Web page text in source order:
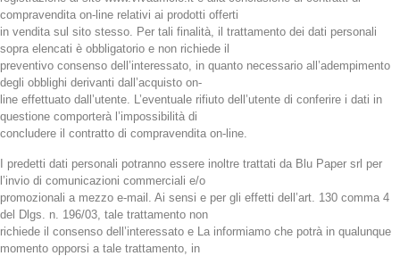
compravendita on-line relativi ai prodotti offerti
in vendita sul sito stesso. Per tali finalità, il trattamento dei dati personali
sopra elencati è obbligatorio e non richiede il
preventivo consenso dell’interessato, in quanto necessario all’adempimento
degli obblighi derivanti dall’acquisto on-
line effettuato dall’utente. L’eventuale rifiuto dell’utente di conferire i dati in
questione comporterà l’impossibilità di
concludere il contratto di compravendita on-line.
I predetti dati personali potranno essere inoltre trattati da Blu Paper srl per
l’invio di comunicazioni commerciali e/o
promozionali a mezzo e-mail. Ai sensi e per gli effetti dell’art. 130 comma 4
del Dlgs. n. 196/03, tale trattamento non
richiede il consenso dell’interessato e La informiamo che potrà in qualunque
momento opporsi a tale trattamento, in